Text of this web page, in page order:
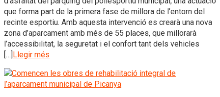
que forma part de la primera fase de millora de l’entorn del
recinte esportiu. Amb aquesta intervenció es crearà una nova
zona d’aparcament amb més de 55 places, que millorarà
l’accessibilitat, la seguretat i el confort tant dels vehicles
[…]Llegir més